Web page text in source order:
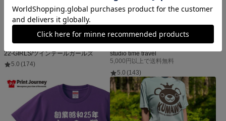
CAFE-AU-LAIT SWEAT TEE ▶︎Tシャツ・スウェット・スポーティ・トレーナー・シンプル・ベージュ・クリーム・バーガンディ・ブラウン・茶色・カフェオレ・セットアップ
6,000円
22-GIRLS/ツインテールガールズ
5.0 (174)
3,500円
studio time travel
5,000円以上で送料無料
5.0 (143)